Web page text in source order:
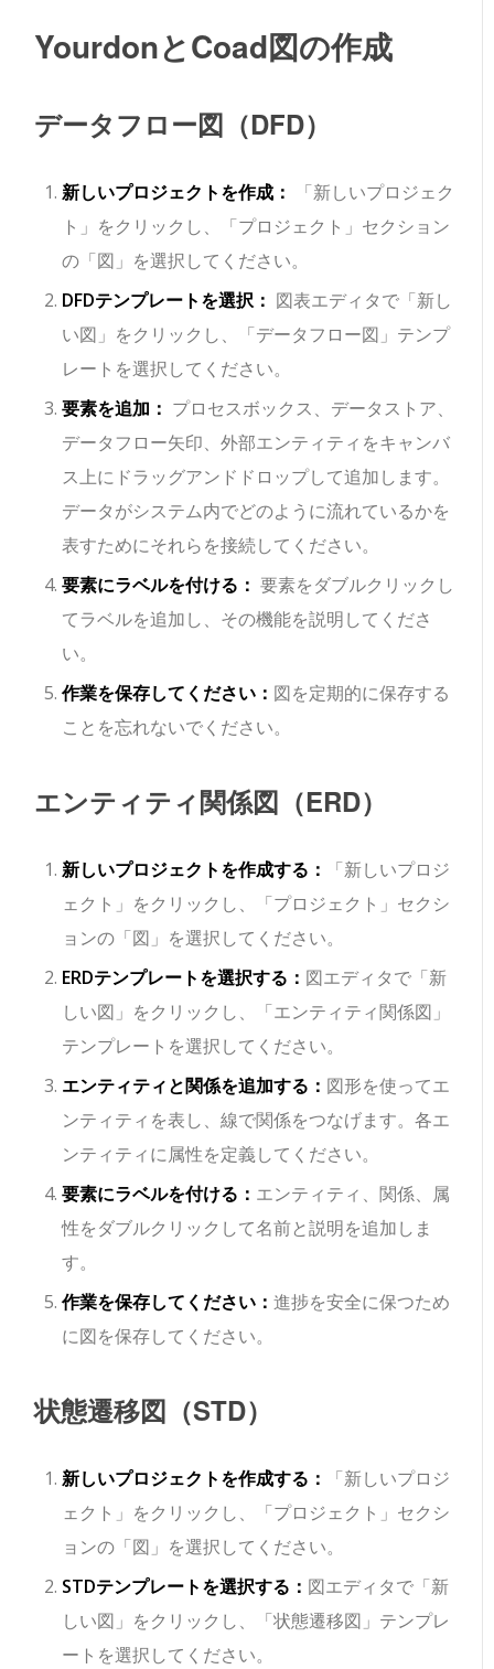
YourdonとCoad図の作成
データフロー図（DFD）
新しいプロジェクトを作成：
「新しいプロジェク
ト」をクリックし、「プロジェクト」セクション
の「図」を選択してください。
DFDテンプレートを選択： 図表エディタで「新し
い図」をクリックし、「データフロー図」テンプ
レートを選択してください。
要素を追加： プロセスボックス、データストア、
データフロー矢印、外部エンティティをキャンバ
ス上にドラッグアンドドロップして追加します。
データがシステム内でどのように流れているかを
表すためにそれらを接続してください。
要素にラベルを付ける： 要素をダブルクリックし
てラベルを追加し、その機能を説明してくださ
い。
作業を保存してください： 図を定期的に保存する
ことを忘れないでください。
エンティティ関係図（ERD）
新しいプロジェクトを作成する：
「新しいプロジ
ェクト」をクリックし、「プロジェクト」セクシ
ョンの「図」を選択してください。
ERDテンプレートを選択する： 図エディタで「新
しい図」をクリックし、「エンティティ関係図」
テンプレートを選択してください。
エンティティと関係を追加する： 図形を使ってエ
ンティティを表し、線で関係をつなげます。各エ
ンティティに属性を定義してください。
要素にラベルを付ける： エンティティ、関係、属
性をダブルクリックして名前と説明を追加しま
す。
作業を保存してください：進捗を安全に保つため
に図を保存してください。
状態遷移図（STD）
新しいプロジェクトを作成する：
「新しいプロジ
ェクト」をクリックし、「プロジェクト」セクシ
ョンの「図」を選択してください。
STDテンプレートを選択する： 図エディタで「新
しい図」をクリックし、「状態遷移図」テンプレ
ートを選択してください。